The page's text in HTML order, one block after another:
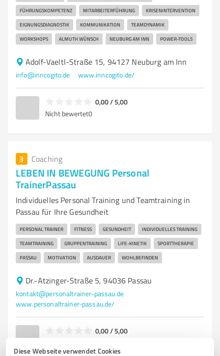
Diese Webseite verwendet Cookies
FÜHRUNGSKOMPETENZ MITARBEITERFÜHRUNG KRISENINTERVENTION
EIGNUNGSDIAGNOSTIK KOMMUNIKATION TEAMDYNAMIK
WORKSHOPS ALMUTH WÜNSCH NEUBURG AM INN POWER-TOOLS
Adolf-Vaeltl-Straße 15, 94127 Neuburg am Inn
info@inncogito.de www.inncogito.de/
0,00 / 5,00
Nicht bewertet0
3 Coaching
LEBEN IN BEWEGUNG Personal
TrainerPassau
Individuelles Personal Training und Teamtraining in
Passau für Ihre Gesundheit
PERSONAL TRAINER FITNESS GESUNDHEIT INDIVIDUELLES TRAINING
TEAMTRAINING GRUPPENTRAINING LIFE-KINETIK SPORTTHERAPIE
PASSAU MOTIVATION AUSDAUER WOHLBEFINDEN
Dr.-Atzinger-Straße 5, 94036 Passau
kontakt@personaltrainer-passau.de
www.personaltrainer-passau.de/
0,00 / 5,00